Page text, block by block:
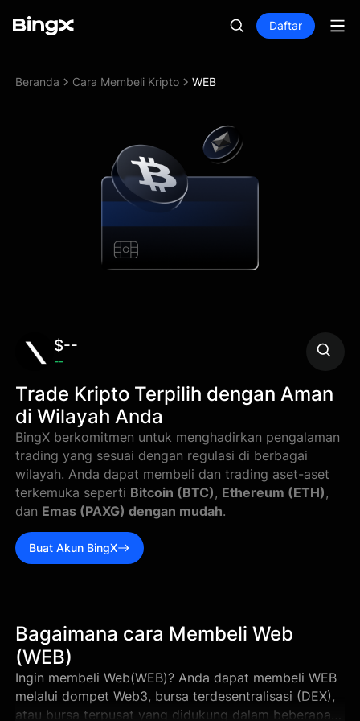
Daftar
Beranda Cara Membeli Kripto WEB
$--
--
Trade Kripto Terpilih dengan Aman
di Wilayah Anda
BingX berkomitmen untuk menghadirkan pengalaman
trading yang sesuai dengan regulasi di berbagai
wilayah. Anda dapat membeli dan trading aset-aset
terkemuka seperti Bitcoin (BTC) , Ethereum (ETH) ,
dan Emas (PAXG) dengan mudah.
Buat Akun BingX
Bagaimana cara Membeli Web
(WEB)
Ingin membeli Web(WEB)? Anda dapat membeli WEB
melalui dompet Web3, bursa terdesentralisasi (DEX),
atau bursa terpusat yang didukung dalam beberapa